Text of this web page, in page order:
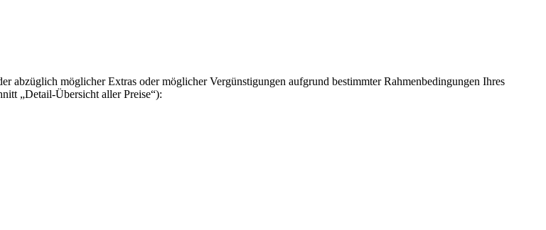
abzüglich möglicher Extras oder möglicher Vergünstigungen aufgrund bestimmter Rahmenbedingungen Ihres
„Detail-Übersicht aller Preise“):